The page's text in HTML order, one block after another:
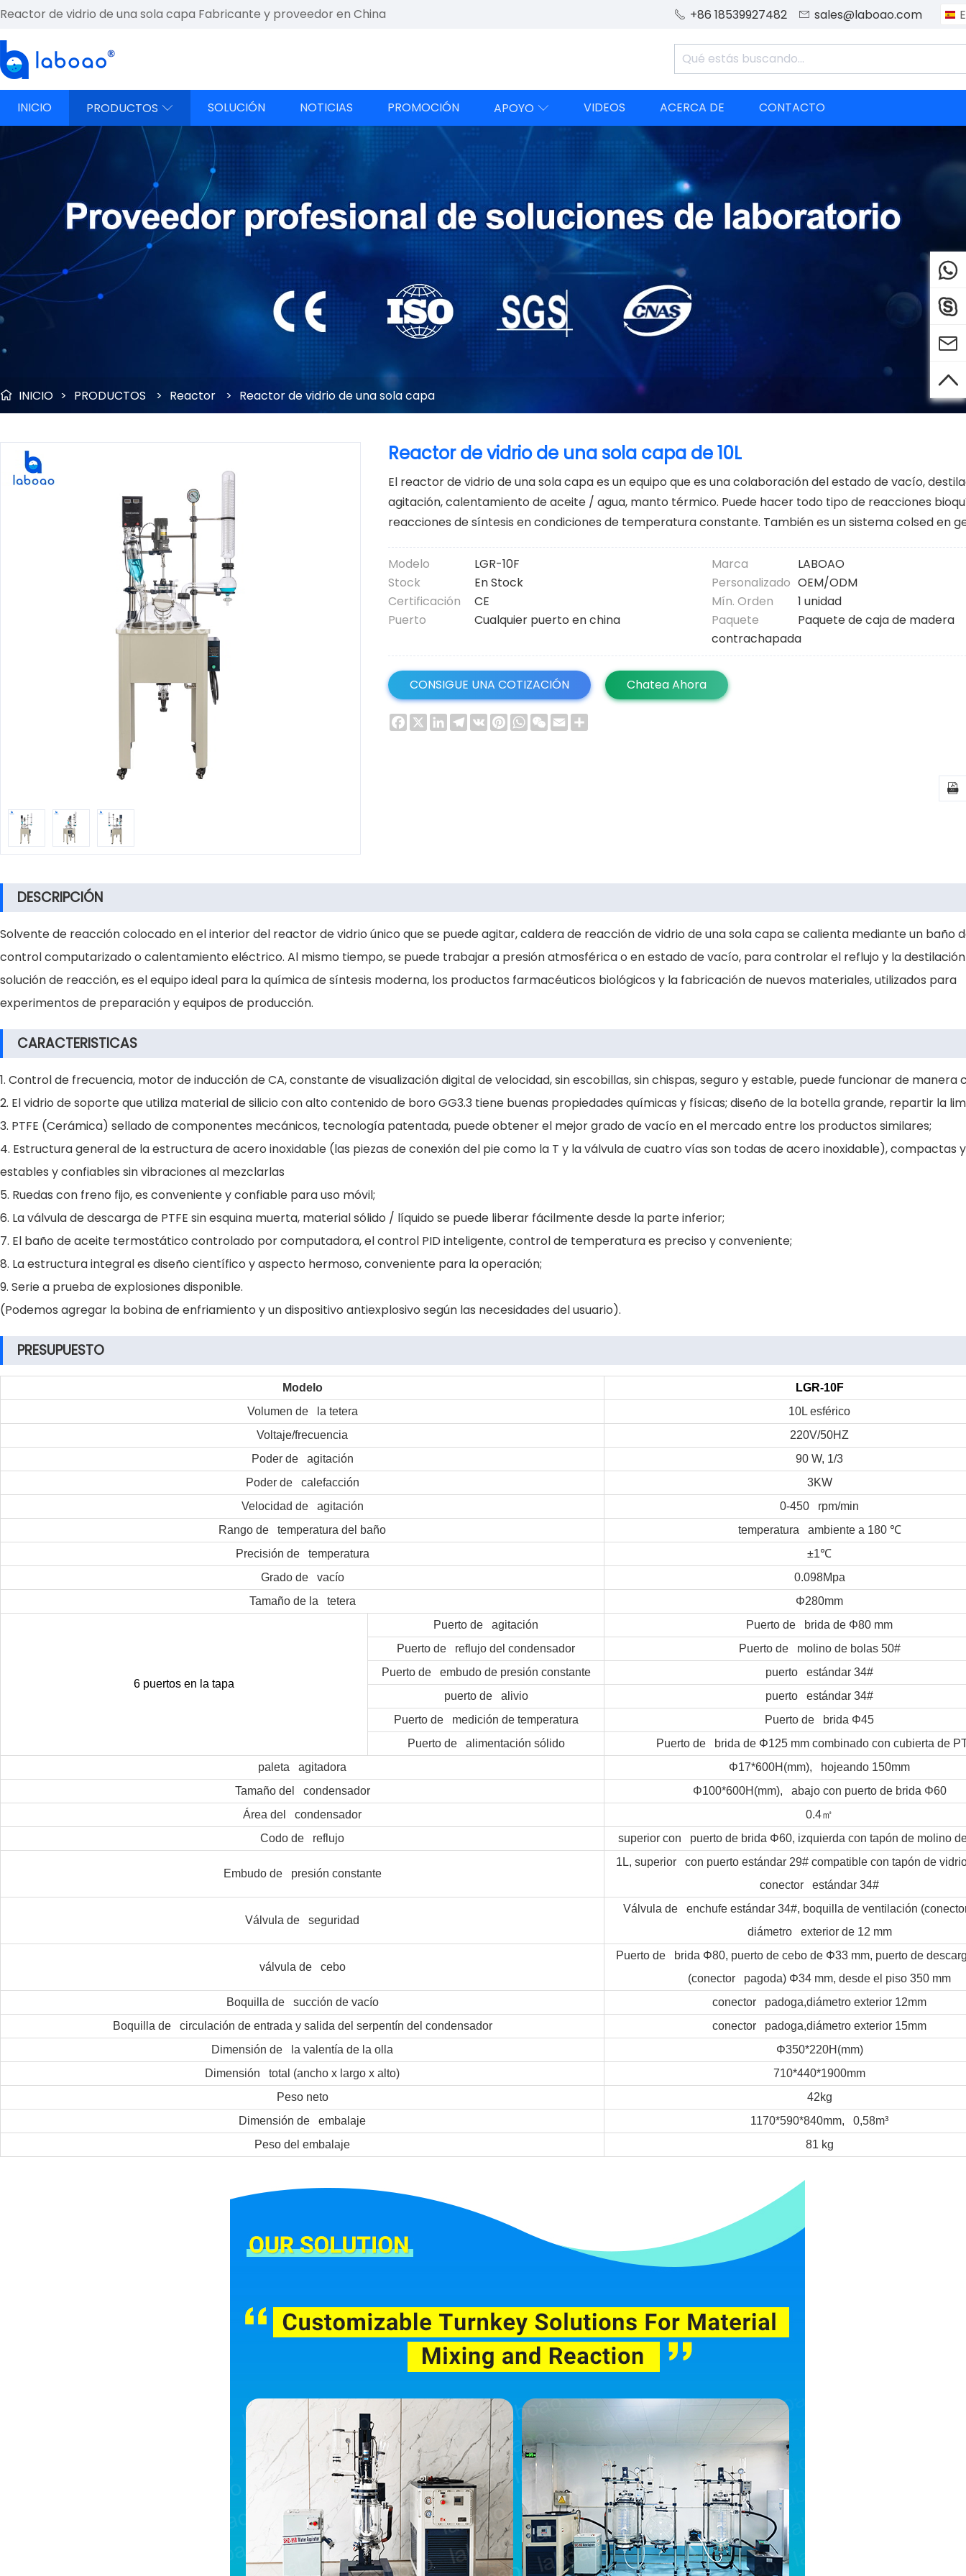
Reactor de vidrio de una sola capa Fabricante y proveedor en China  +86 18539927482  sales@laboao.com
INICIO PRODUCTOS  SOLUCIÓN NOTICIAS PROMOCIÓN APOYO  VIDEOS ACERCA DE CONTACTO
 INICIO > PRODUCTOS > Reactor > Reactor de vidrio de una sola capa
Reactor de vidrio de una sola capa de 10L
El reactor de vidrio de una sola capa es un equipo que es una colaboración del estado de vacío,
agitación, calentamiento de aceite / agua, manto térmico. Puede hacer todo tipo de reacciones
reacciones de síntesis en condiciones de temperatura constante. También es un sistema colsed en
Modelo LGR-10F Marca
LABOAO
Stock
En Stock Personalizado OEM/ODM
Certificación
CE Mín. Orden
1 unidad
Puerto
Cualquier puerto en china Paquete
Paquete de caja de madera
contrachapada
CONSIGUE UNA COTIZACIÓN Chatea Ahora
Facebook
X LinkedInTelegram
VK Pinterest
WhatsApp
WeChat
Email

DESCRIPCIÓN
Solvente de reacción colocado en el interior del reactor de vidrio único que se puede agitar, caldera de reacción de vidrio de una sola capa se calienta mediante un baño
control computarizado o calentamiento eléctrico. Al mismo tiempo, se puede trabajar a presión atmosférica o en estado de vacío, para controlar el reflujo y la
solución de reacción, es el equipo ideal para la química de síntesis moderna, los productos farmacéuticos biológicos y la fabricación de nuevos materiales, utilizados para
experimentos de preparación y equipos de producción.
CARACTERISTICAS
1. Control de frecuencia, motor de inducción de CA, constante de visualización digital de velocidad, sin escobillas, sin chispas, seguro y estable, puede funcionar de manera
2. El vidrio de soporte que utiliza material de silicio con alto contenido de boro GG3.3 tiene buenas propiedades químicas y físicas; diseño de la botella grande, repartir la
3. PTFE (Cerámica) sellado de componentes mecánicos, tecnología patentada, puede obtener el mejor grado de vacío en el mercado entre los productos similares;
4. Estructura general de la estructura de acero inoxidable (las piezas de conexión del pie como la T y la válvula de cuatro vías son todas de acero inoxidable), compactas
estables y confiables sin vibraciones al mezclarlas
5. Ruedas con freno fijo, es conveniente y confiable para uso móvil;
6. La válvula de descarga de PTFE sin esquina muerta, material sólido / líquido se puede liberar fácilmente desde la parte inferior;
7. El baño de aceite termostático controlado por computadora, el control PID inteligente, control de temperatura es preciso y conveniente;
8. La estructura integral es diseño científico y aspecto hermoso, conveniente para la operación;
9. Serie a prueba de explosiones disponible.
(Podemos agregar la bobina de enfriamiento y un dispositivo antiexplosivo según las necesidades del usuario).
PRESUPUESTO
Modelo
LGR-10F
Volumen de la tetera
10L esférico
Voltaje/frecuencia
220V/50HZ
Poder de agitación
90 W, 1/3
Poder de calefacción
3KW
Velocidad de agitación
0-450 rpm/min
Rango de temperatura del baño
temperatura ambiente a 180 ℃
Precisión de temperatura
±1℃
Grado de vacío
0.098Mpa
Tamaño de la tetera
Φ280mm
6 puertos en la tapa
Puerto de agitación
Puerto de brida de Φ80 mm
Puerto de reflujo del condensador
Puerto de molino de bolas 50#
Puerto de embudo de presión constante
puerto estándar 34#
puerto de alivio
puerto estándar 34#
Puerto de medición de temperatura
Puerto de brida Φ45
Puerto de alimentación sólido
Puerto de brida de Φ125 mm combinado con cubierta de
paleta agitadora
Φ17*600H(mm), hojeando 150mm
Tamaño del condensador
Φ100*600H(mm), abajo con puerto de brida Φ60
Área del condensador
0.4㎡
Codo de reflujo superior con puerto de brida Φ60, izquierda con tapón de molino
Embudo de presión constante
1L, superior con puerto estándar 29# compatible con tapón de
conector estándar 34#
Válvula de seguridad
Válvula de enchufe estándar 34#, boquilla de ventilación
diámetro exterior de 12 mm
válvula de cebo
Puerto de brida Φ80, puerto de cebo de Φ33 mm, puerto de
(conector pagoda) Φ34 mm, desde el piso 350 mm
Boquilla de succión de vacío
conector padoga,diámetro exterior 12mm
Boquilla de circulación de entrada y salida del serpentín del condensador
conector padoga,diámetro exterior 15mm
Dimensión de la valentía de la olla
Φ350*220H(mm)
Dimensión total (ancho x largo x alto)
710*440*1900mm
Peso neto
42kg
Dimensión de embalaje
1170*590*840mm, 0,58m³
Peso del embalaje
81 kg



